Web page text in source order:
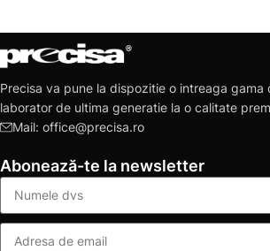
Precisa va pune la dispozitie o intreaga gama
laborator de ultima generatie la o calitate
Mail: office@precisa.ro
Abonează-te la newsletter